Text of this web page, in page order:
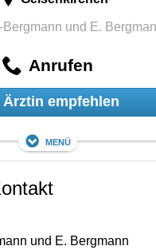
Bergmann und E.
Anrufen
Ärztin empfehlen
Menü
und E. Bergmann